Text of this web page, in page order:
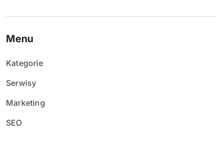
Menu
Kategorie
Serwisy
Marketing
SEO